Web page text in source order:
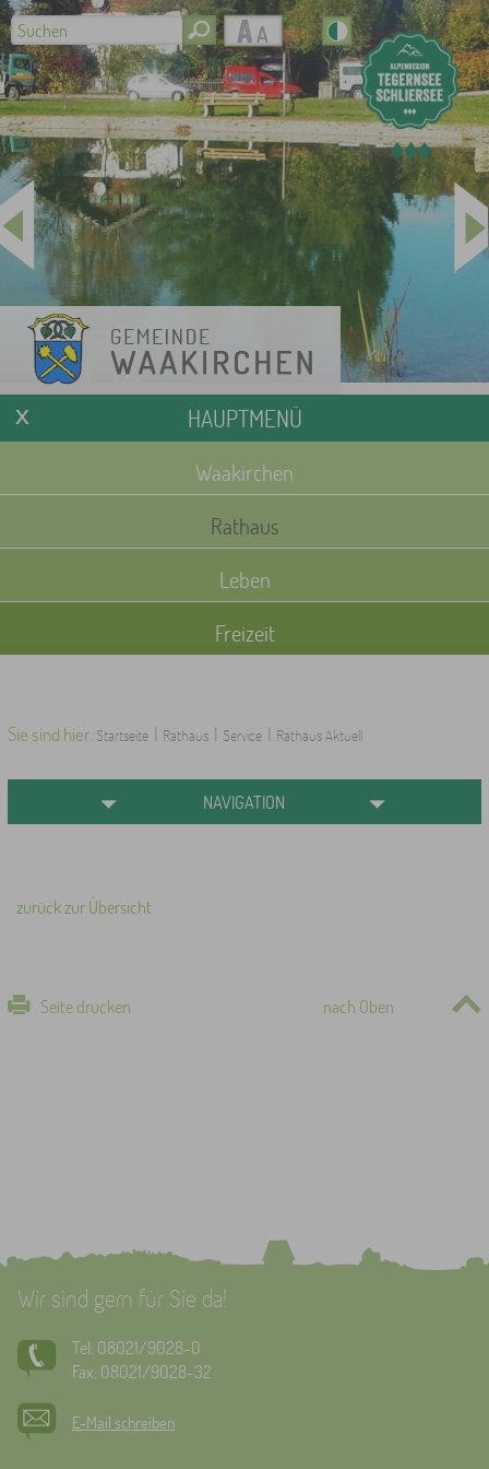
HAUPTMENÜ
Waakirchen
Rathaus
Leben
Freizeit
Sie sind hier: Startseite | Rathaus | Service | Rathaus Aktuell
NAVIGATION
zurück zur Übersicht
Seite drucken nach Oben
Wir sind gern für Sie da!
Tel: 08021/9028-0
Fax: 08021/9028-32
E-Mail schreiben